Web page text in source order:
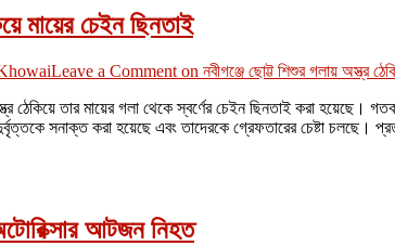
মায়ের চেইন ছিনতাই
Leave a Comment on নবীগঞ্জে ছোট্ট শিশুর গলায় অস্ত্র
ঠেকিয়ে তার মায়ের গলা থেকে স্বর্ণের চেইন ছিনতাই করা
সনাক্ত করা হয়েছে এবং তাদেরকে গ্রেফতারের চেষ্টা চলছে।
আটজন নিহত